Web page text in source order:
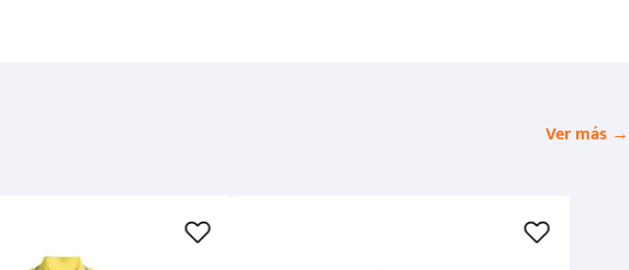
Ver más →